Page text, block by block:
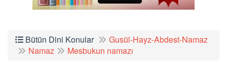
Bütün Dini Konular
Gusül-Hayz-Abdest-Namaz
Namaz
Mesbukun namazı